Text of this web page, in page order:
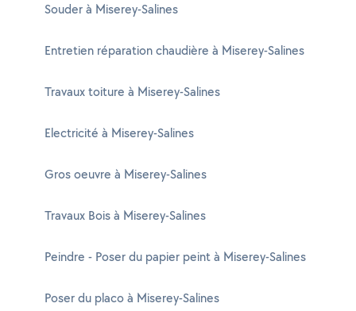
Souder à Miserey-Salines
Entretien réparation chaudière à Miserey-Salines
Travaux toiture à Miserey-Salines
Electricité à Miserey-Salines
Gros oeuvre à Miserey-Salines
Travaux Bois à Miserey-Salines
Peindre - Poser du papier peint à Miserey-Salines
Poser du placo à Miserey-Salines